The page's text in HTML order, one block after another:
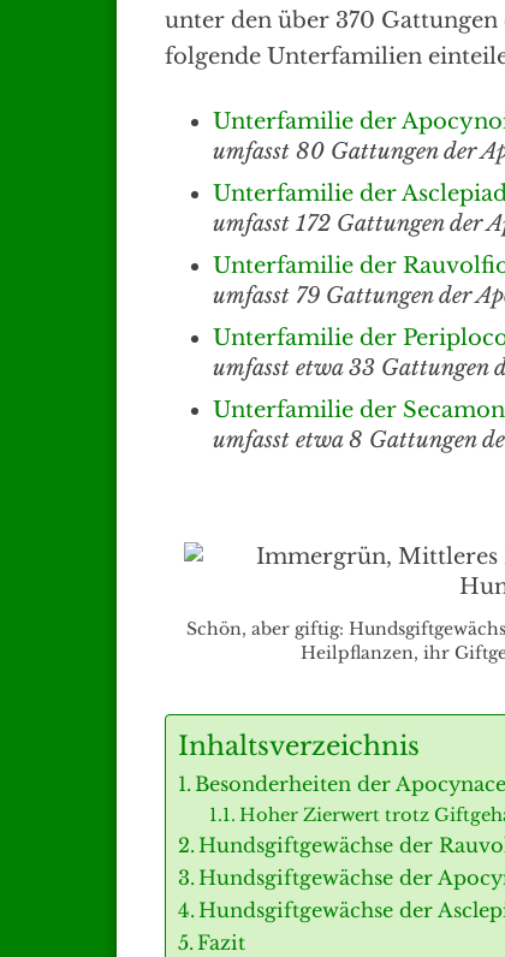
unter den über 370 Gattungen
folgende Unterfamilien
Unterfamilie der
umfasst 80 Gattungen der
Unterfamilie der
umfasst 172 Gattungen der
Unterfamilie der
umfasst 79 Gattungen der
Unterfamilie der
umfasst etwa 33 Gattungen
Unterfamilie der
umfasst etwa 8 Gattungen
Schön, aber giftig:
Heilpflanzen, ihr
Inhaltsverzeichnis
Besonderheiten der
Hoher Zierwert trotz
Hundsgiftgewächse der
Hundsgiftgewächse der
Hundsgiftgewächse der
Fazit